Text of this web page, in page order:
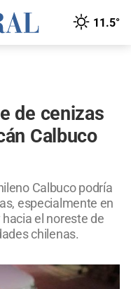
11.5°
de cenizas
Calbuco
Calbuco podría
especialmente en
el noreste de
chilenas.